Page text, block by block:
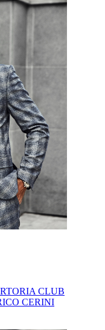
CLUB
CERINI